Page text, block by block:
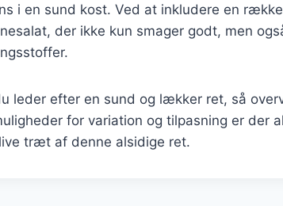
i en sund kost. Ved at inkludere en
der ikke kun smager godt, men
leder efter en sund og lækker ret, så
for variation og tilpasning er der
træt af denne alsidige ret.